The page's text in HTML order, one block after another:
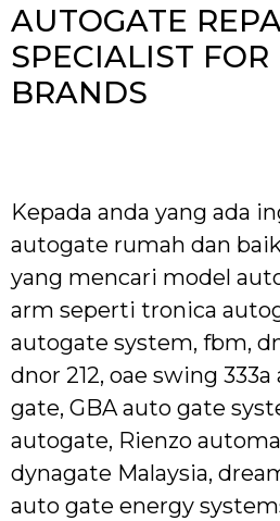
AUTOGATE
SPECIALIST
BRANDS
Kepada anda yang ada
autogate rumah dan
yang mencari model
arm seperti tronica
autogate system, fbm,
dnor 212, oae swing
gate, GBA auto gate
autogate, Rienzo
dynagate Malaysia,
auto gate energy